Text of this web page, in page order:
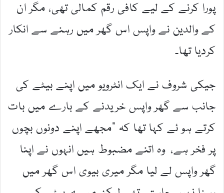
پورا کرنے کے لیے کافی رقم کمالی تھی، مگر ان
کے والدین نے واپس اس گھر میں رہنے سے انکار
کردیا تھا۔
جیکی شروف نے ایک انٹرویو میں اپنے بیٹے کی
جانب سے گھر واپس خریدنے کے بارے میں بات
کرتے ہو ئے کہا تھا کہ “مجھے اپنے دونوں بچوں
پر فخر ہے، وہ اتنے مضبوط ہیں انہوں نے اپنا
گھر واپس لے لیا مگر میری بیوی اس گھر میں